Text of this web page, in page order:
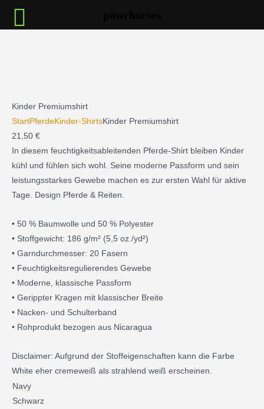
Zum
Kinder Premiumshirt
StartPferdeKinder-ShirtsKinder Premiumshirt
21,50 €
In diesem feuchtigkeitsableitenden Pferde-Shirt bleiben Kinder
kühl und fühlen sich wohl. Seine moderne Passform und sein
leistungsstarkes Gewebe machen es zur ersten Wahl für aktive
Tage. Design Pferde & Reiten.
• 50 % Baumwolle und 50 % Polyester
• Stoffgewicht: 186 g/m² (5,5 oz./yd²)
• Garndurchmesser: 20 Fasern
• Feuchtigkeitsregulierendes Gewebe
• Moderne, klassische Passform
• Gerippter Kragen mit klassischer Breite
• Nacken- und Schulterband
• Rohprodukt bezogen aus Nicaragua
Disclaimer: Aufgrund der Stoffeigenschaften kann die Farbe
White eher cremeweiß als strahlend weiß erscheinen.
Navy
Schwarz
Kinder
Premiumshirt